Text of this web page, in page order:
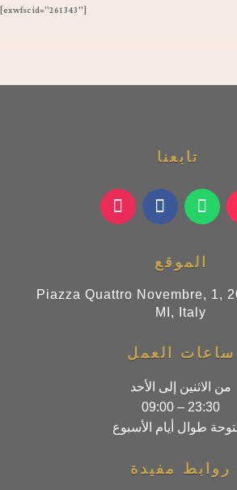
[exwfsc id="261343"]
الموقع
Piazza Quattro Novembre, 1,
MI, Italy
ساعات العمل
من الاثنين إلى الأحد
09:00 – 23:30
طوال أيام الأسبوع
روابط مفيدة